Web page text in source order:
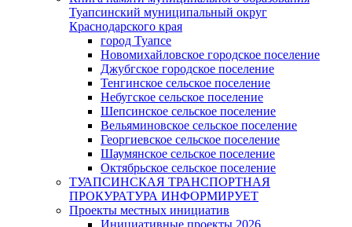
Туапсинский муниципальный округ
Краснодарского края
город Туапсе
Новомихайловское городское поселение
Джубгское городское поселение
Тенгинское сельское поселение
Небугское сельское поселение
Шепсинское сельское поселение
Вельяминовское сельское поселение
Георгиевское сельское поселение
Шаумянское сельское поселение
Октябрьское сельское поселение
ТУАПСИНСКАЯ ТРАНСПОРТНАЯ
ПРОКУРАТУРА ИНФОРМИРУЕТ
Проекты местных инициатив
Инициативные проекты 2026